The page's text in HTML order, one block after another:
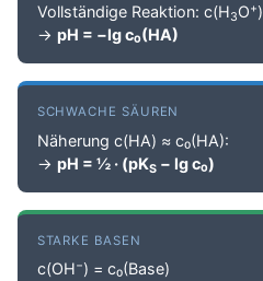
Vollständige Reaktion: c(H3O+
→ pH = −lg c₀(HA)
SCHWACHE SÄUREN
Näherung c(HA) ≈ c₀(HA):
→ pH = ½ · (pKS− lg c₀)
STARKE BASEN
c(OH−) = c₀(Base)